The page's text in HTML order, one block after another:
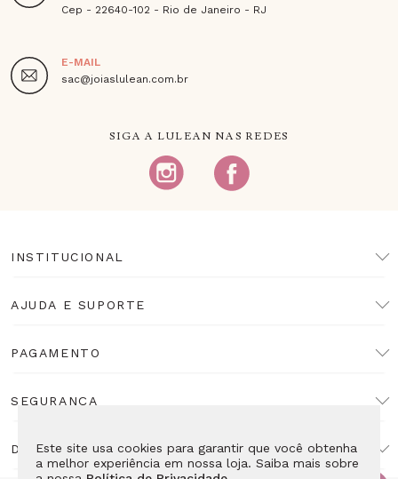
Este site usa cookies para garantir que você obtenha
a melhor experiência em nossa loja. Saiba mais sobre
Cep - 22640-102 - Rio de Janeiro - RJ
E-MAIL
sac@joiaslulean.com.br
SIGA A LULEAN NAS REDES
INSTITUCIONAL
AJUDA E SUPORTE
PAGAMENTO
SEGURANÇA
DESENVOLVIMENTO